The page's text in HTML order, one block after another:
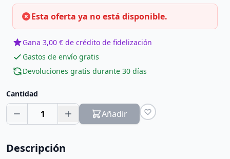
Esta oferta ya no está disponible.
Gana 3,00 € de crédito de fidelización
Gastos de envío gratis
Devoluciones gratis durante 30 días
Cantidad
1 Añadir
Descripción